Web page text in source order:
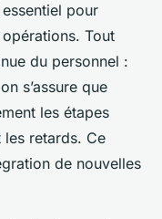
pour
Tout
du personnel :
s’assure que
les étapes
les retards. Ce
de nouvelles